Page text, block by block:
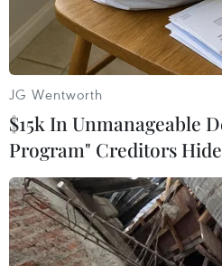
Khách hàng mua sắm trong ngày
(Nguồn: AP/
JG Wentworth
$15k In Unmanageable
Program" Creditors